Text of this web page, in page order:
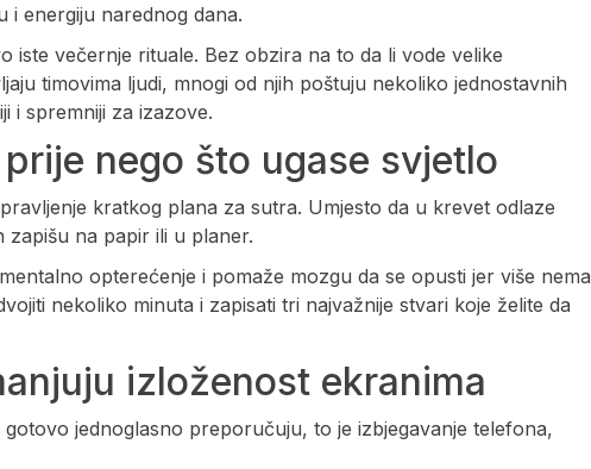
i energiju narednog dana.
iste večernje rituale. Bez obzira na to da li vode velike
timovima ljudi, mnogi od njih poštuju nekoliko jednostavnih
i spremniji za izazove.
nego što ugase svjetlo
kratkog plana za sutra. Umjesto da u krevet odlaze
zapišu na papir ili u planer.
opterećenje i pomaže mozgu da se opusti jer više nema
nekoliko minuta i zapisati tri najvažnije stvari koje želite da
izloženost ekranima
jednoglasno preporučuju, to je izbjegavanje telefona,